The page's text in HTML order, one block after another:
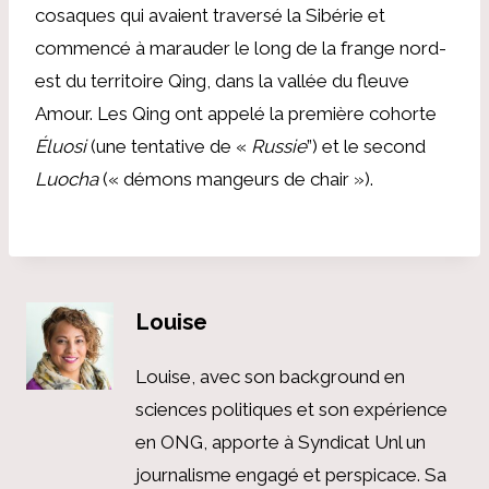
cosaques qui avaient traversé la Sibérie et
commencé à marauder le long de la frange nord-
est du territoire Qing, dans la vallée du fleuve
Amour. Les Qing ont appelé la première cohorte
Éluosi(une tentative de « Russie”) et le second
Luocha(« démons mangeurs de chair »).
Louise
Louise, avec son background en
sciences politiques et son expérience
en ONG, apporte à Syndicat Unl un
journalisme engagé et perspicace. Sa